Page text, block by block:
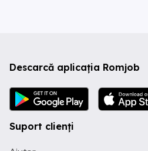
Descarcă aplicația Romjob
Suport clienți